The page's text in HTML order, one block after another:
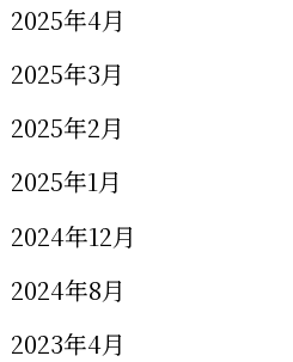
2025年4月
2025年3月
2025年2月
2025年1月
2024年12月
2024年8月
2023年4月